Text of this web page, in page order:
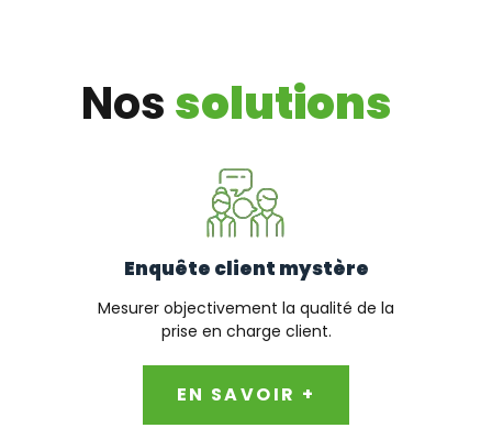
Nossolutions
Enquête client mystère
Mesurer objectivement la qualité de la
prise en charge client.
EN SAVOIR +